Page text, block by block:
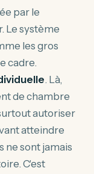
par le
Le système
les gros
cadre.
. Là,
de chambre
autoriser
atteindre
ne sont jamais
C'est